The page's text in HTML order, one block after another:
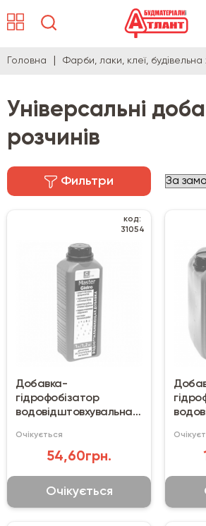
Головна Фарби, лаки, клеї, будівельна
Універсальні
розчинів
Фильтри
код:
31054
Добавка-
гідрофобізатор
водовідштовхувальна
Очікується
54,60грн.
Очікується